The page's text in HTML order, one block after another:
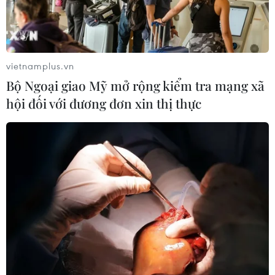
Giá vàng ngày 6/8: Bảng giá tại các
công ty vàng bạc đá quý
06/08/2026 01:54
Giá dầu thô biến động nhẹ khi triển
vọng đàm phán Trung Đông vẫn khó
06/08/2026 00:26
Xem thêm
vietnamplus.vn
Bộ Ngoại giao Mỹ mở rộng kiểm tra mạng xã
hội đối với đương đơn xin thị thực